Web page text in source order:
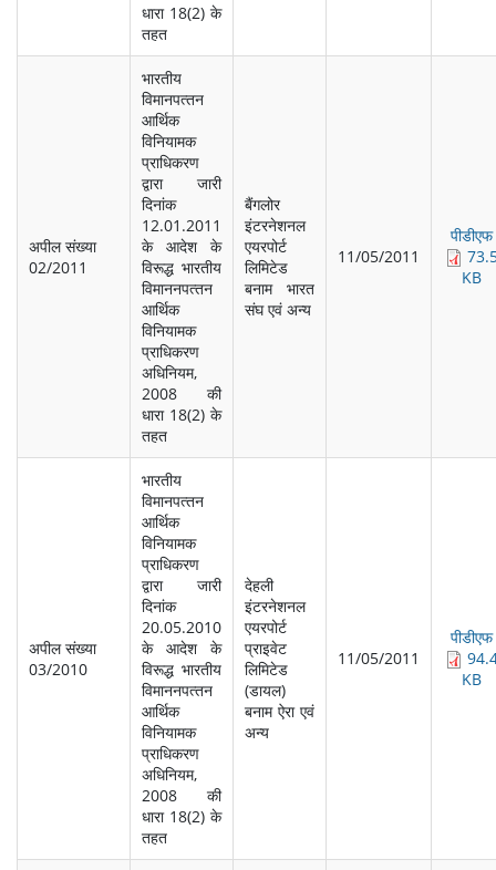
धारा 18(2) के
तहत
अपील संख्‍या
02/2011
भारतीय
विमानपत्‍तन
आर्थिक
विनियामक
प्राधिकरण
द्वारा जारी
दिनांक
12.01.2011
के आदेश के
विरूद्ध भारतीय
विमाननपत्‍तन
आर्थिक
विनियामक
प्राधिकरण
अधिनियम,
2008 की
धारा 18(2) के
तहत
बैंगलोर
इंटरनेशनल
एयरपोर्ट
लिमिटेड
बनाम भारत
संघ एवं अन्‍य
11/05/2011
पीडीएफ
KB
अपील संख्‍या
03/2010
भारतीय
विमानपत्‍तन
आर्थिक
विनियामक
प्राधिकरण
द्वारा जारी
दिनांक
20.05.2010
के आदेश के
विरूद्ध भारतीय
विमाननपत्‍तन
आर्थिक
विनियामक
प्राधिकरण
अधिनियम,
2008 की
धारा 18(2) के
तहत
देहली
इंटरनेशनल
एयरपोर्ट
प्राइवेट
लि‍मिटेड
(डायल)
बनाम ऐरा एवं
अन्‍य
11/05/2011
पीडीएफ
KB